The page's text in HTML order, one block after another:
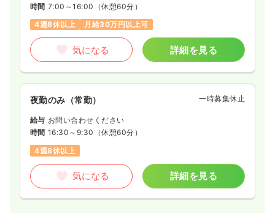
※経験15年の例
月給33万円以上可
気になる 詳細を見る
2交代（常勤）
給与 27.8万円/月 賞与80.1万円
※経験5年の例
時間 8:30～17:30
時間 7:00～16:00 （休憩60分）
4週8休以上
月給30万円以上可
気になる 詳細を見る
夜勤のみ（常勤） 一時募集休止
給与 お問い合わせください
時間 16:30～9:30 （休憩60分）
4週8休以上
気になる 詳細を見る